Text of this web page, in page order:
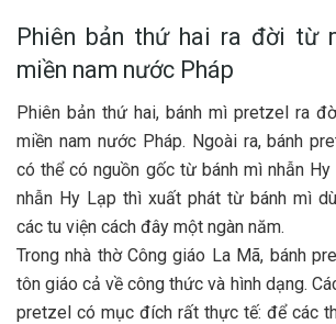
Phiên bản thứ hai ra đời từ
miền nam nước Pháp
Phiên bản thứ hai, bánh mì pretzel ra
miền nam nước Pháp. Ngoài ra, bánh
có thể có nguồn gốc từ bánh mì nhẫn
nhẫn Hy Lạp thì xuất phát từ bánh mì
các tu viện cách đây một ngàn năm.
Trong nhà thờ Công giáo La Mã, bánh
tôn giáo cả về công thức và hình dạng.
pretzel có mục đích rất thực tế: để các